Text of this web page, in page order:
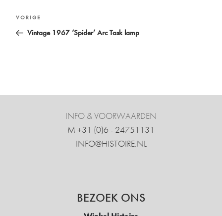
Bericht
navigatie
Vorig
bericht
VORIGE
Vintage 1967 ‘Spider’ Arc Task lamp
INFO & VOORWAARDEN
M +31 ‍(0)6 - 24751131
INFO@HISTOIRE.NL
BEZOEK ONS